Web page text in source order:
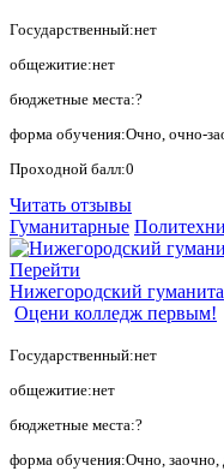
Государственный:нет
общежитие:нет
бюджетные места:?
форма обучения:Очно, очно-
Проходной балл:0
Читать отзывы
Гуманитарные
Перейти
Нижегородский
Оцени колледж первым!
Государственный:нет
общежитие:нет
бюджетные места:?
форма обучения:Очно, заочно,